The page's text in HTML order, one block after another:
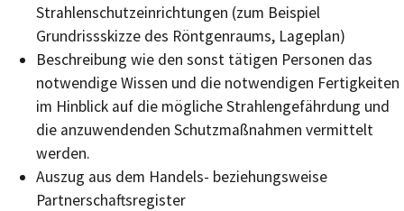
Strahlenschutzeinrichtungen (zum Beispiel
Grundrissskizze des Röntgenraums, Lageplan)
Beschreibung wie den sonst tätigen Personen das
notwendige Wissen und die notwendigen Fertigkeiten
im Hinblick auf die mögliche Strahlengefährdung und
die anzuwendenden Schutzmaßnahmen vermittelt
werden.
Auszug aus dem Handels- beziehungsweise
Partnerschaftsregister